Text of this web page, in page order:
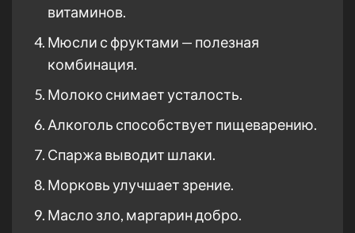
витаминов.
Мюсли с фруктами — полезная
комбинация.
Молоко снимает усталость.
Алкоголь способствует пищеварению.
Спаржа выводит шлаки.
Морковь улучшает зрение.
Масло зло, маргарин добро.